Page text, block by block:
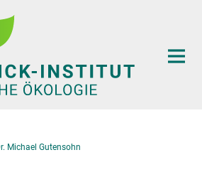
Michael Gutensohn